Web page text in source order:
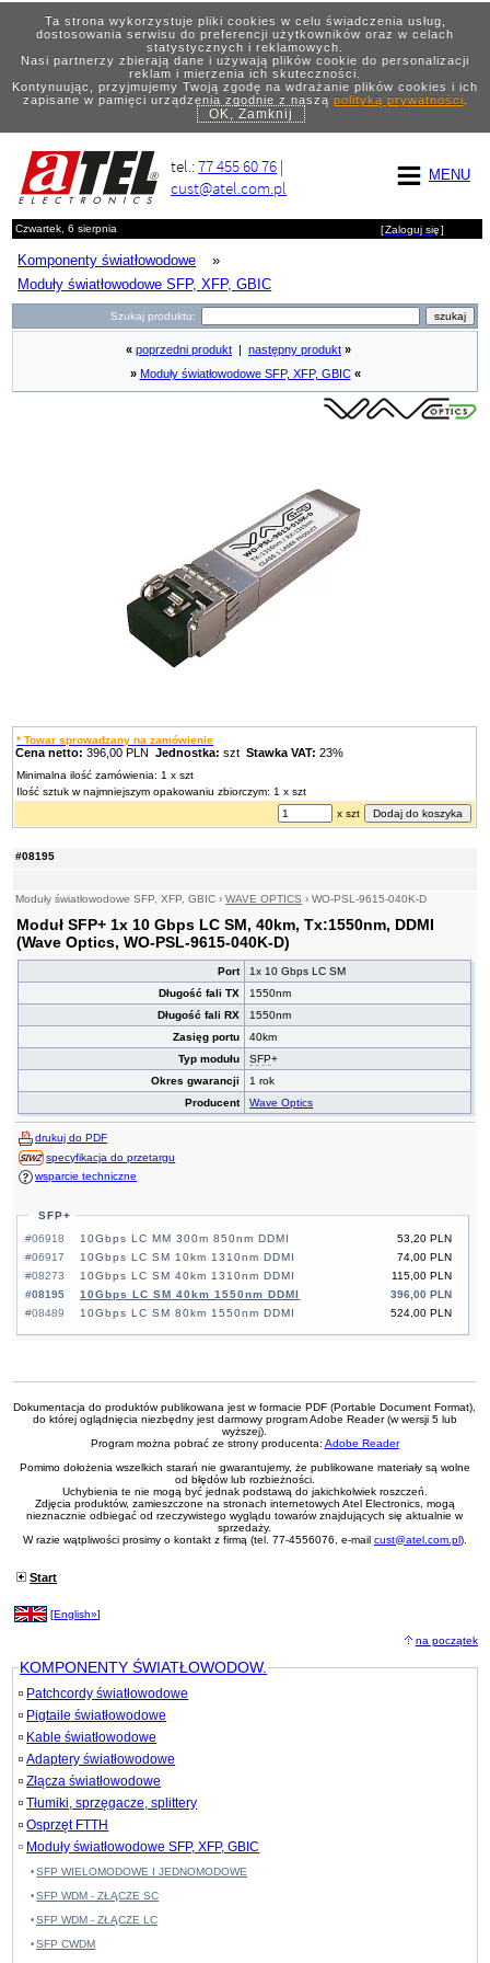
Ta strona wykorzystuje pliki cookies w celu świadczenia usług,
dostosowania serwisu do preferencji użytkowników oraz w celach
statystycznych i reklamowych.
Nasi partnerzy zbierają dane i używają plików cookie do personalizacji
reklam i mierzenia ich skuteczności.
Kontynuując, przyjmujemy Twoją zgodę na wdrażanie plików cookies i ich
zapisane w pamięci urządzenia zgodnie z naszą polityką prywatności.
OK, Zamknij
MENU
tel.:77 455 60 76 |
cust@atel.com.pl
Czwartek, 6 sierpnia [Zaloguj się]
Komponenty światłowodowe
»
Moduły światłowodowe SFP, XFP, GBIC
Szukaj produktu:
#08195
Moduły światłowodowe SFP, XFP, GBIC ›WAVE OPTICS ›WO-PSL-9615-040K-D
Moduł SFP+ 1x 10 Gbps LC SM, 40km, Tx:1550nm, DDMI
(Wave Optics, WO-PSL-9615-040K-D)
Port
1x 10 Gbps LC SM
Długość fali TX
1550nm
Długość fali RX
1550nm
Zasięg portu
40km
Typ modułu
SFP+
Okres gwarancji
1 rok
Producent
Wave Optics
drukuj do PDF
specyfikacja do przetargu
wsparcie techniczne
SFP+
#06918
53,20 PLN
10Gbps LC MM 300m 850nm DDMI
#06917
74,00 PLN
10Gbps LC SM 10km 1310nm DDMI
#08273
115,00 PLN
10Gbps LC SM 40km 1310nm DDMI
#08195
396,00 PLN
10Gbps LC SM 40km 1550nm DDMI
#08489
524,00 PLN
10Gbps LC SM 80km 1550nm DDMI
« poprzedni produkt następny produkt »
» Moduły światłowodowe SFP, XFP, GBIC «
* Towar sprowadzany na zamówienie
Cena netto: 396,00 PLNJednostka: sztStawka VAT: 23%
Minimalna ilość zamówienia: 1 x szt
Ilość sztuk w najmniejszym opakowaniu zbiorczym: 1 x szt
x szt
Dokumentacja do produktów publikowana jest w formacie PDF (Portable Document Format),
do której oglądnięcia niezbędny jest darmowy program Adobe Reader (w wersji 5 lub
wyższej).
Program można pobrać ze strony producenta: Adobe Reader
Pomimo dołożenia wszelkich starań nie gwarantujemy, że publikowane materiały są wolne
od błędów lub rozbieżności.
Uchybienia te nie mogą być jednak podstawą do jakichkolwiek roszczeń.
Zdjęcia produktów, zamieszczone na stronach internetowych Atel Electronics, mogą
nieznacznie odbiegać od rzeczywistego wyglądu towarów znajdujących się aktualnie w
sprzedaży.
W razie wątpliwości prosimy o kontakt z firmą (tel. 77-4556076, e-mail cust@atel.com.pl).
Start
[English»]
na początek
KOMPONENTY ŚWIATŁOWODOW.
Patchcordy światłowodowe
Pigtaile światłowodowe
Kable światłowodowe
Adaptery światłowodowe
Złącza światłowodowe
Tłumiki, sprzęgacze, splittery
Osprzęt FTTH
Moduły światłowodowe SFP, XFP, GBIC
SFP WIELOMODOWE I JEDNOMODOWE
SFP WDM - ZŁĄCZE SC
SFP WDM - ZŁĄCZE LC
SFP CWDM